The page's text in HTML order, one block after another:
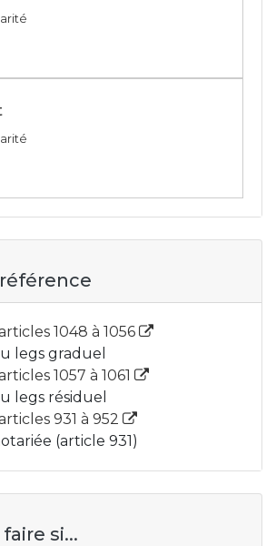
1048 à 1056
legs graduel
1057 à 1061
legs résiduel
931 à 952
(article 931)
si...